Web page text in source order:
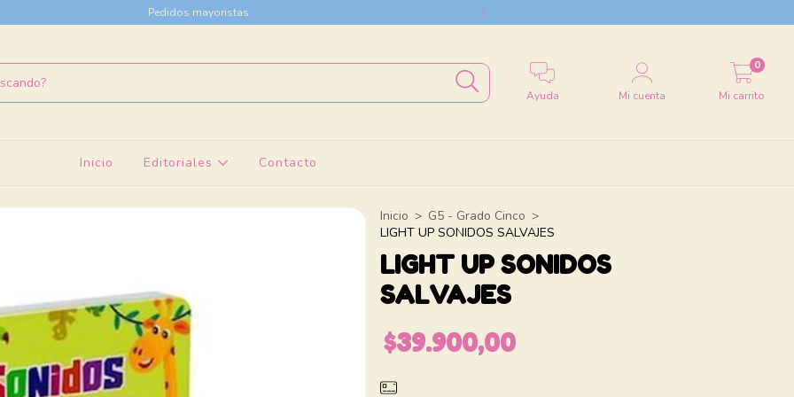
Pedidos mayoristas
Ayuda Mi cuenta Mi carrito
0
Inicio Editoriales Contacto
Inicio > G5 - Grado Cinco >
LIGHT UP SONIDOS SALVAJES
LIGHT UP SONIDOS
SALVAJES
$39.900,00